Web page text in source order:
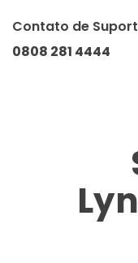
Contato de
0808 281 4444